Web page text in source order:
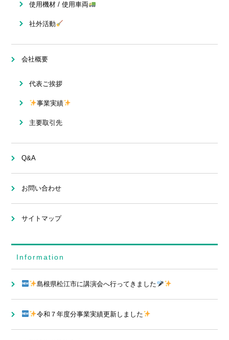
使用機材 / 使用車両
社外活動
会社概要
代表ご挨拶
事業実績
主要取引先
Q&A
お問い合わせ
サイトマップ
Information
島根県松江市に講演会へ行ってきました
令和７年度分事業実績更新しました